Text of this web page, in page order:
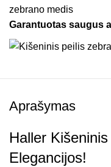
zebrano medis
Garantuotas saugus
Aprašymas
Haller
Elegancijos!